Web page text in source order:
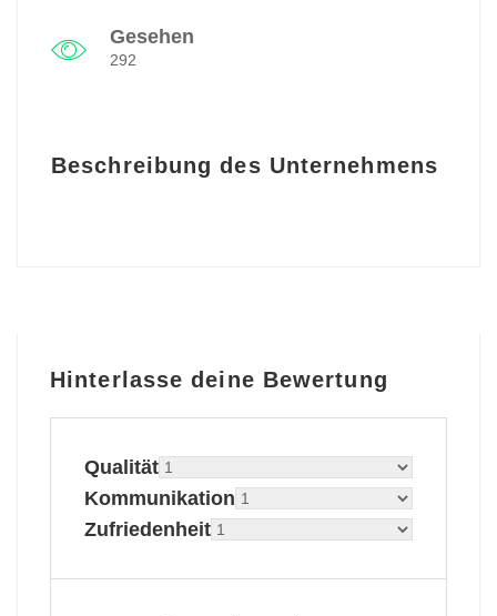
Gesehen
292
Beschreibung des Unternehmens
Hinterlasse deine Bewertung
Qualität
Kommunikation
Zufriedenheit